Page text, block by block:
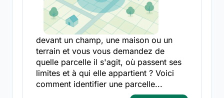
devant un champ, une maison ou un
terrain et vous vous demandez de
quelle parcelle il s'agit, où passent ses
limites et à qui elle appartient ? Voici
comment identifier une parcelle...